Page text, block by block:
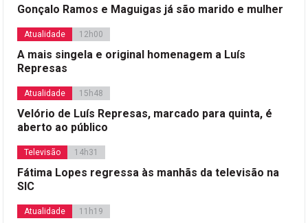
Gonçalo Ramos e Maguigas já são marido e mulher
Atualidade 12h00
A mais singela e original homenagem a Luís
Represas
Atualidade 15h48
Velório de Luís Represas, marcado para quinta, é
aberto ao público
Televisão 14h31
Fátima Lopes regressa às manhãs da televisão na
SIC
Atualidade 11h19